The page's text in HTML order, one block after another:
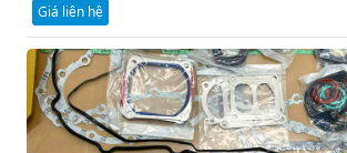
Giá liên hệ